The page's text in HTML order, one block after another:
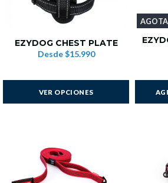
EZYDOG CHEST PLATE
Desde$15.990
VER OPCIONES